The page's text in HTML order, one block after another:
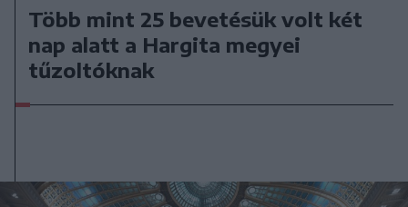
Több mint 25 bevetésük volt két
nap alatt a Hargita megyei
tűzoltóknak